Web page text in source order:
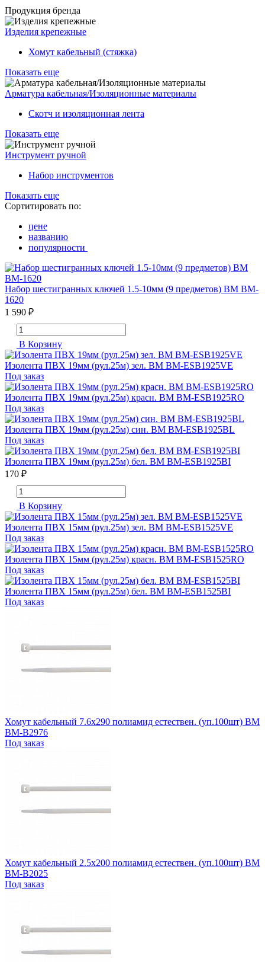
Продукция бренда
Изделия крепежные
Хомут кабельный (стяжка)
Показать еще
Арматура кабельная/Изоляционные материалы
Скотч и изоляционная лента
Показать еще
Инструмент ручной
Набор инструментов
Показать еще
Сортитировать по:
цене
названию
популярности
Набор шестигранных ключей 1.5-10мм (9 предметов) BM BM-
1620
1 590 ₽
В Корзину
Изолента ПВХ 19мм (рул.25м) зел. BM BM-ESB1925VE
Под заказ
Изолента ПВХ 19мм (рул.25м) красн. BM BM-ESB1925RO
Под заказ
Изолента ПВХ 19мм (рул.25м) син. BM BM-ESB1925BL
Под заказ
Изолента ПВХ 19мм (рул.25м) бел. BM BM-ESB1925BI
170 ₽
В Корзину
Изолента ПВХ 15мм (рул.25м) зел. BM BM-ESB1525VE
Под заказ
Изолента ПВХ 15мм (рул.25м) красн. BM BM-ESB1525RO
Под заказ
Изолента ПВХ 15мм (рул.25м) бел. BM BM-ESB1525BI
Под заказ
Хомут кабельный 7.6х290 полиамид естествен. (уп.100шт) BM
BM-B2976
Под заказ
Хомут кабельный 2.5х200 полиамид естествен. (уп.100шт) BM
BM-B2025
Под заказ